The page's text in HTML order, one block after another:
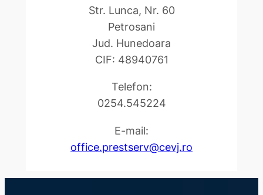
Str. Lunca, Nr. 60
Petrosani
Jud. Hunedoara
CIF: 48940761
Telefon:
0254.545224
E-mail:
office.prestserv@cevj.ro